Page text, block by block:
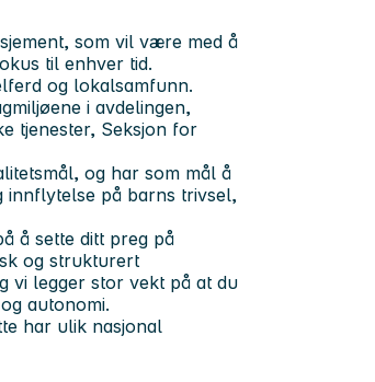
som vil være med å
til enhver tid.
og lokalsamfunn.
i avdelingen,
tjenester, Seksjon for
og har som mål å
innflytelse på barns trivsel,
å sette ditt preg på
og strukturert
vi legger stor vekt på at du
autonomi.
har ulik nasjonal